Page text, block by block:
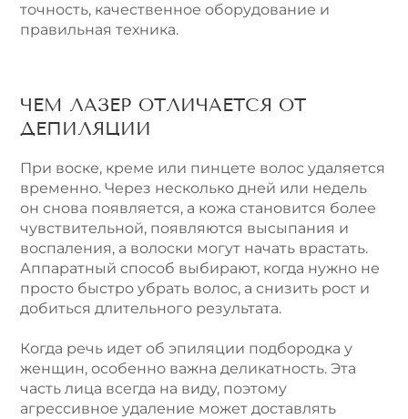
точность, качественное оборудование и
правильная техника.
ЧЕМ ЛАЗЕР ОТЛИЧАЕТСЯ ОТ
ДЕПИЛЯЦИИ
При воске, креме или пинцете волос удаляется
временно. Через несколько дней или недель
он снова появляется, а кожа становится более
чувствительной, появляются высыпания и
воспаления, а волоски могут начать врастать.
Аппаратный способ выбирают, когда нужно не
просто быстро убрать волос, а снизить рост и
добиться длительного результата.
Когда речь идет об эпиляции подбородка у
женщин, особенно важна деликатность. Эта
часть лица всегда на виду, поэтому
агрессивное удаление может доставлять